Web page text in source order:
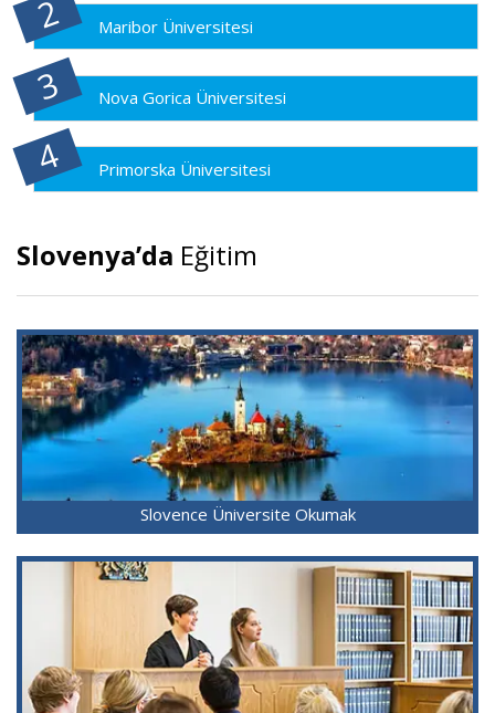
Maribor Üniversitesi
Nova Gorica Üniversitesi
Primorska Üniversitesi
Slovenya’da Eğitim
Slovence Üniversite Okumak